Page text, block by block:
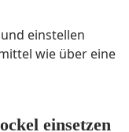
einstellen
wie über eine
einsetzen